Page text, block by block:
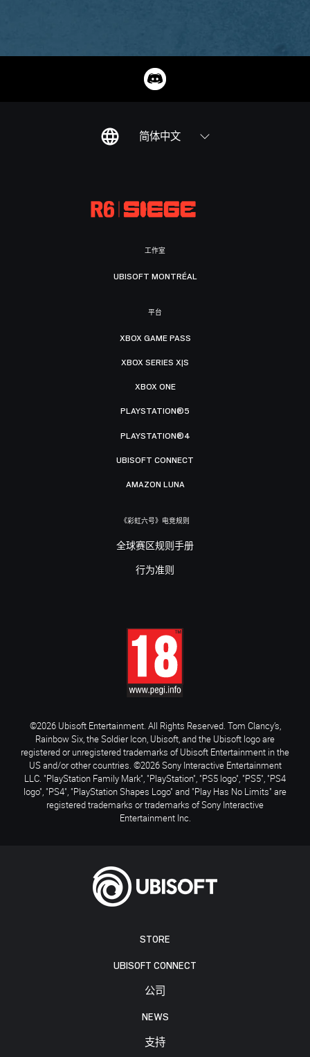
简体中文
STORE
UBISOFT CONNECT
公司
NEWS
支持
工作室
UBISOFT MONTRÉAL
平台
XBOX GAME PASS
XBOX SERIES X|S
XBOX ONE
PLAYSTATION®5
PLAYSTATION®4
UBISOFT CONNECT
AMAZON LUNA
《彩虹六号》电竞规则
全球赛区规则手册
行为准则
©2026 Ubisoft Entertainment. All Rights Reserved. Tom Clancy’s,
Rainbow Six, the Soldier Icon, Ubisoft, and the Ubisoft logo are
registered or unregistered trademarks of Ubisoft Entertainment in the
US and/or other countries. ©2026 Sony Interactive Entertainment
LLC. "PlayStation Family Mark", "PlayStation", "PS5 logo", "PS5", "PS4
logo", "PS4", "PlayStation Shapes Logo" and "Play Has No Limits" are
registered trademarks or trademarks of Sony Interactive
Entertainment Inc.